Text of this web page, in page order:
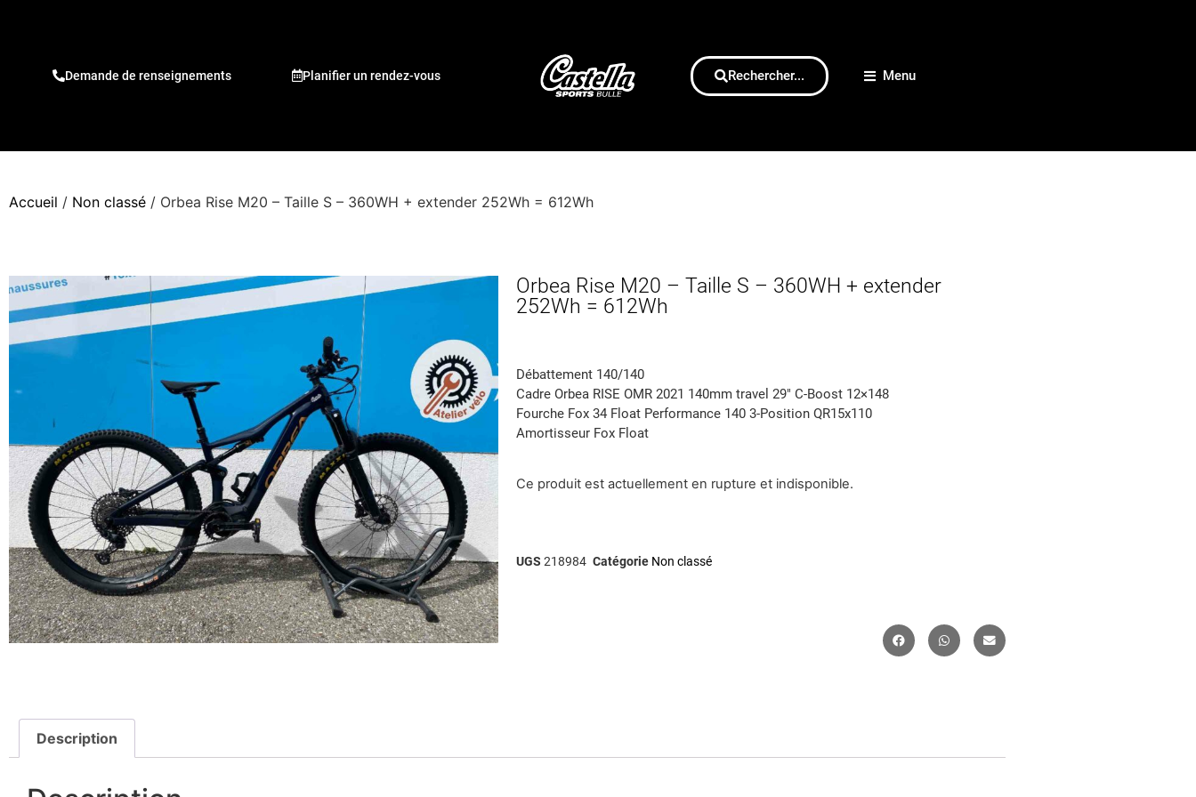
Demande de renseignements Planifier un rendez-vous Rechercher... Menu
Accueil / Non classé / Orbea Rise M20 – Taille S – 360WH + extender 252Wh = 612Wh
Orbea Rise M20 – Taille S – 360WH + extender
252Wh = 612Wh
Débattement 140/140
Cadre Orbea RISE OMR 2021 140mm travel 29″ C-Boost 12×148
Fourche Fox 34 Float Performance 140 3-Position QR15x110
Amortisseur Fox Float
Ce produit est actuellement en rupture et indisponible.
UGS 218984 Catégorie Non classé
Description